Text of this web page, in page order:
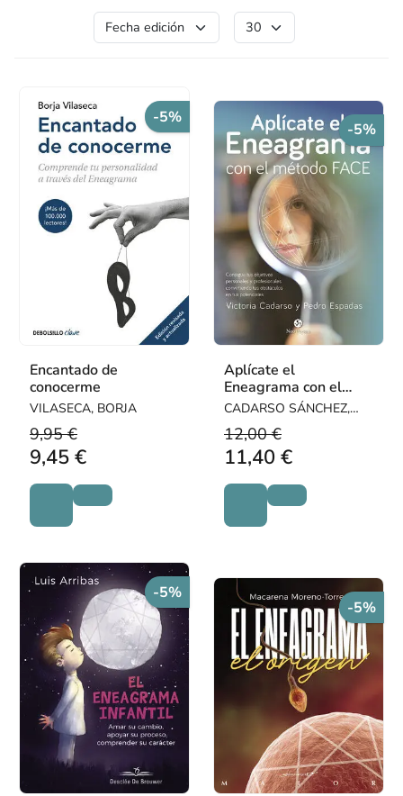
-5%
Encantado de
conocerme
VILASECA, BORJA
9,95 €
9,45 €
-5%
Aplícate el
Eneagrama con el
método FACE
CADARSO SÁNCHEZ,
VICTORIA / ESPADAS
LÓPEZ, PEDRO
12,00 €
11,40 €
-5%
-5%